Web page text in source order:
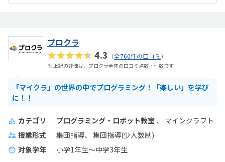
プロクラ
★★★★★4.3 （全760件の口コミ）
※ 上記の評価は、プロクラ全体の口コミ点数・件数です
「マイクラ」の世界の中でプログラミング！「楽しい」を学び
に！！
カテゴリ プログラミング・ロボット教室
マインクラフト
授業形式
集団指導
集団指導(少人数制)
対象学年
小学1年生～中学3年生